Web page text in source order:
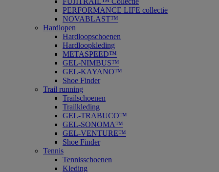
PERFORMANCE LIFE collectie
NOVABLAST™
Hardlopen
Hardloopschoenen
Hardloopkleding
METASPEED™
GEL-NIMBUS™
GEL-KAYANO™
Shoe Finder
Trail running
Trailschoenen
Trailkleding
GEL-TRABUCO™
GEL-SONOMA™
GEL-VENTURE™
Shoe Finder
Tennis
Tennisschoenen
Kleding